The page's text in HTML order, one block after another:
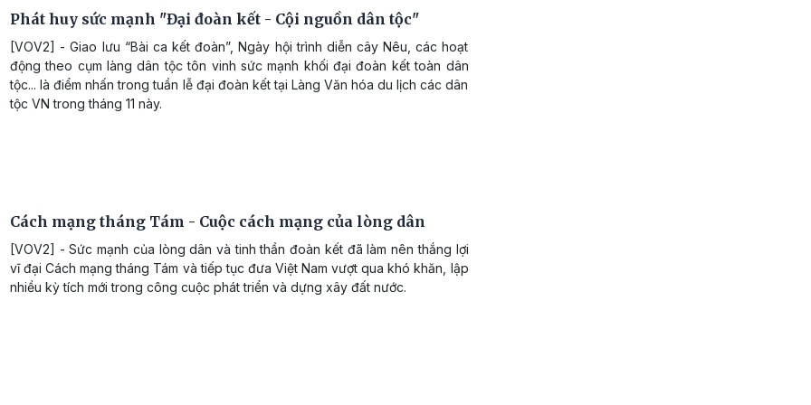
Phát huy sức mạnh "Đại đoàn kết - Cội nguồn dân tộc"
[VOV2] - Giao lưu “Bài ca kết đoàn”, Ngày hội trình diễn cây Nêu, các hoạt
động theo cụm làng dân tộc tôn vinh sức mạnh khối đại đoàn kết toàn dân
tộc... là điểm nhấn trong tuần lễ đại đoàn kết tại Làng Văn hóa du lịch các dân
tộc VN trong tháng 11 này.
Cách mạng tháng Tám - Cuộc cách mạng của lòng dân
[VOV2] - Sức mạnh của lòng dân và tinh thần đoàn kết đã làm nên thắng lợi
vĩ đại Cách mạng tháng Tám và tiếp tục đưa Việt Nam vượt qua khó khăn, lập
nhiều kỳ tích mới trong công cuộc phát triển và dựng xây đất nước.